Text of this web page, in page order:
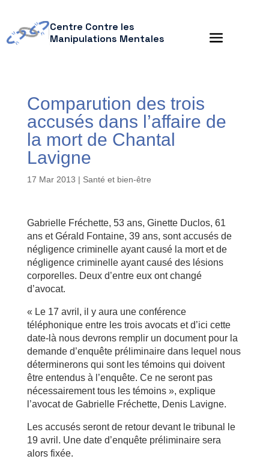
Centre Contre les
Manipulations Mentales
Comparution des trois
accusés dans l’affaire de
la mort de Chantal
Lavigne
17 Mar 2013 | Santé et bien-être
Gabrielle Fréchette, 53 ans, Ginette Duclos, 61
ans et Gérald Fontaine, 39 ans, sont accusés de
négligence criminelle ayant causé la mort et de
négligence criminelle ayant causé des lésions
corporelles. Deux d’entre eux ont changé
d’avocat.
« Le 17 avril, il y aura une conférence
téléphonique entre les trois avocats et d’ici cette
date-là nous devrons remplir un document pour la
demande d’enquête préliminaire dans lequel nous
déterminerons qui sont les témoins qui doivent
être entendus à l’enquête. Ce ne seront pas
nécessairement tous les témoins », explique
l’avocat de Gabrielle Fréchette, Denis Lavigne.
Les accusés seront de retour devant le tribunal le
19 avril. Une date d’enquête préliminaire sera
alors fixée.